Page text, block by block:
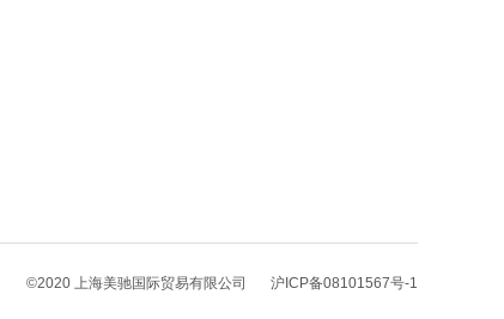
©2020 上海美驰国际贸易有限公司 沪ICP备08101567号-1